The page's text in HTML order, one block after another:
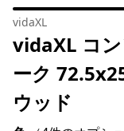
vidaXL
vidaXL コ
ーク
ウッド